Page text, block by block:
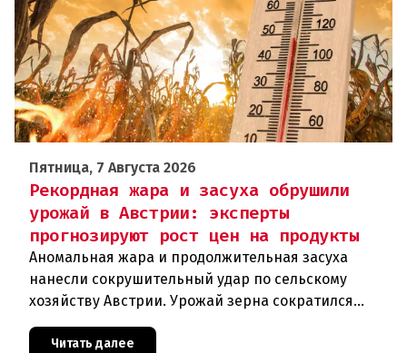
Пятница, 7 Августа 2026
Рекордная жара и засуха обрушили
урожай в Австрии: эксперты
прогнозируют рост цен на продукты
Аномальная жара и продолжительная засуха
нанесли сокрушительный удар по сельскому
хозяйству Австрии. Урожай зерна сократился
потери достигают 80 процентов.
Читать далее